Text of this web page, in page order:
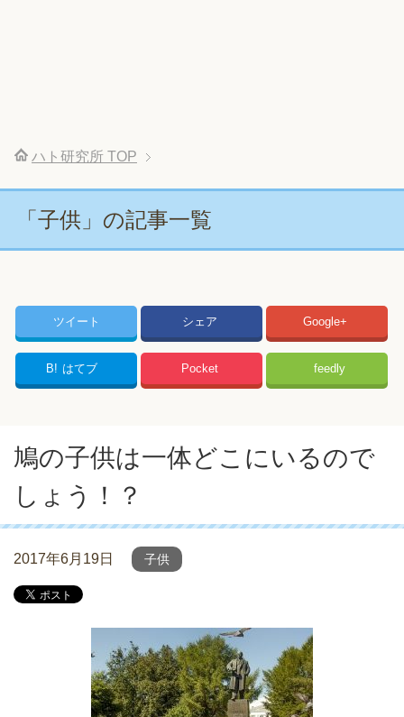
ハト研究所 TOP
「子供」の記事一覧
ツイート シェア Google+
B! はてブ Pocket feedly
鳩の子供は一体どこにいるので
しょう！？
2017年6月19日 子供